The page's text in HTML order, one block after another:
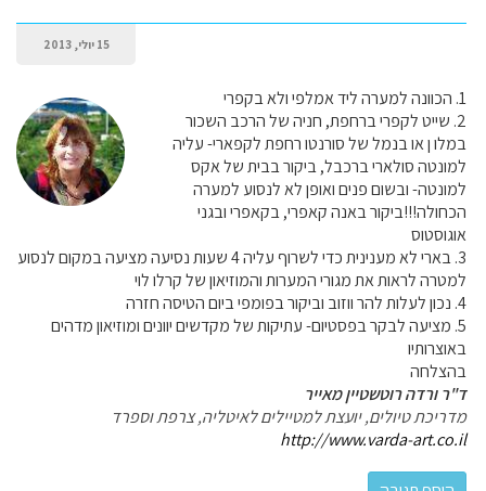
15 יולי, 2013
1. הכוונה למערה ליד אמלפי ולא בקפרי
2. שייט לקפרי ברחפת, חניה של הרכב השכור
במלו ן או בנמל של סורנטו רחפת לקפארי- עליה
למונטה סולארי ברכבל, ביקור בבית של אקס
למונטה- ובשום פנים ואופן לא לנסוע למערה
הכחולה!!!ביקור באנה קאפרי, בקאפרי ובגני
אוגוסטוס
3. בארי לא מענינית כדי לשרוף עליה 4 שעות נסיעה מציעה במקום לנסוע
למטרה לראות את מגורי המערות והמוזיאון של קרלו לוי
4. נכון לעלות להר ווזוב וביקור בפומפי ביום הטיסה חזרה
5. מציעה לבקר בפסטיום- עתיקות של מקדשים יוונים ומוזיאון מדהים
באוצרותיו
בהצלחה
ד"ר ורדה רוטשטיין מאייר
מדריכת טיולים, יועצת למטיילים לאיטליה, צרפת וספרד
http://www.varda-art.co.il